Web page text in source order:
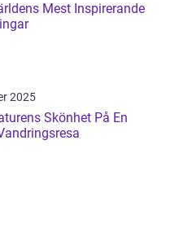
Mest Inspirerande
2025
Skönhet På En